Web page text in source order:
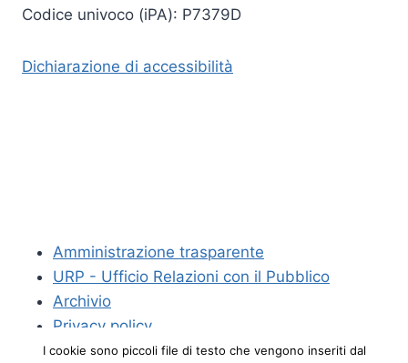
Codice univoco (iPA): P7379D
Dichiarazione di accessibilità
Amministrazione trasparente
URP - Ufficio Relazioni con il Pubblico
Archivio
Privacy policy
Crediti
I cookie sono piccoli file di testo che vengono inseriti dal